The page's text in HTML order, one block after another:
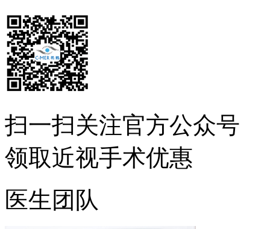
扫一扫关注官方公众号
领取近视手术优惠
医生团队